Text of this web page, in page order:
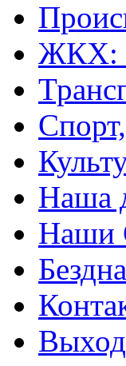
ЖКХ:
Наша
Наши